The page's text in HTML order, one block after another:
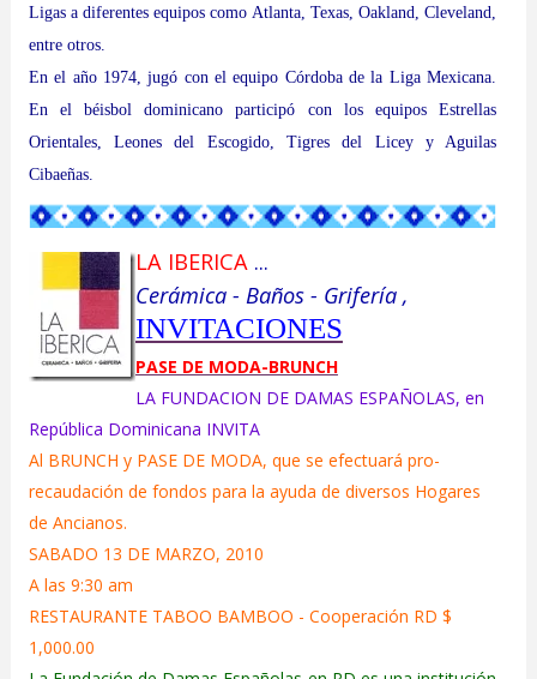
Ligas a diferentes equipos como Atlanta, Texas, Oakland, Cleveland,
entre otros.
En el año 1974, jugó con el equipo Córdoba de la Liga Mexicana.
En el béisbol dominicano participó con los equipos Estrellas
Orientales, Leones del Escogido, Tigres del Licey y Aguilas
Cibaeñas.
LA IBERICA ...
Cerámica - Baños - Grifería ,
INVITACIONES
PASE DE MODA-BRUNCH
LA FUNDACION DE DAMAS ESPAÑOLAS, en
República Dominicana INVITA
Al BRUNCH y PASE DE MODA, que se efectuará pro-
recaudación de fondos para la ayuda de diversos Hogares
de Ancianos.
SABADO 13 DE MARZO, 2010
A las 9:30 am
RESTAURANTE TABOO BAMBOO - Cooperación RD $
1,000.00